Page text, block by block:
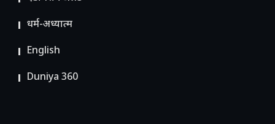
धर्म-अध्यात्म
English
Duniya 360